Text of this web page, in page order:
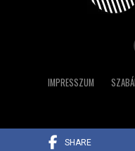
SHARE
IMPRESSZUM